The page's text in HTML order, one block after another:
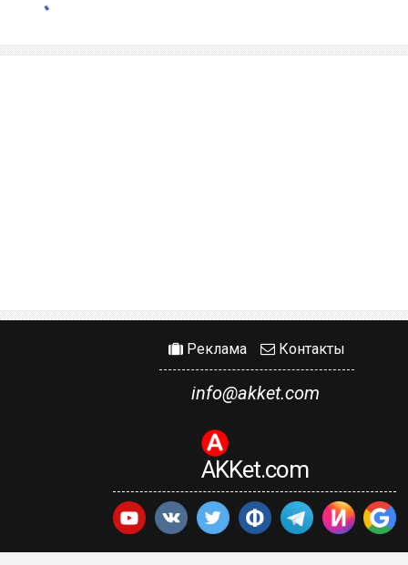
Реклама Контакты
info@akket.com
AKKet.com